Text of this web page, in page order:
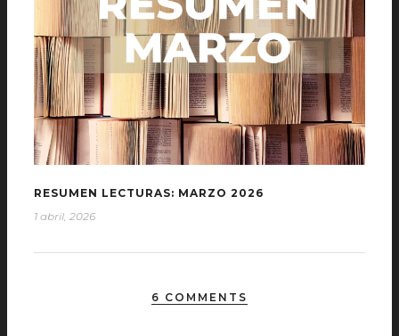
RESUMEN LECTURAS: MARZO 2026
1 abril, 2026
6 COMMENTS